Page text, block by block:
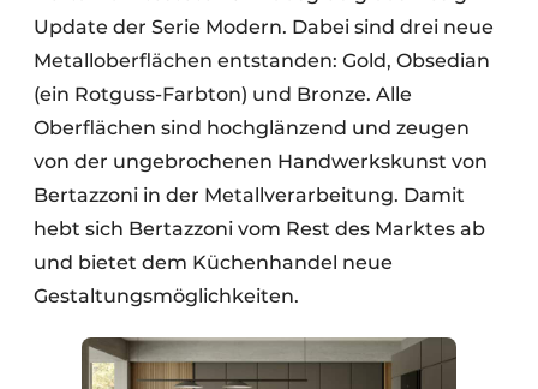
Update der Serie Modern. Dabei sind drei neue
Metalloberflächen entstanden: Gold, Obsedian
(ein Rotguss-Farbton) und Bronze. Alle
Oberflächen sind hochglänzend und zeugen
von der ungebrochenen Handwerkskunst von
Bertazzoni in der Metallverarbeitung. Damit
hebt sich Bertazzoni vom Rest des Marktes ab
und bietet dem Küchenhandel neue
Gestaltungsmöglichkeiten.